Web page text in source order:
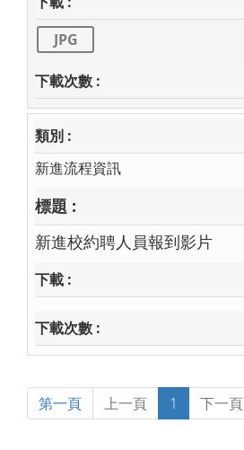
JPG
新進流程資訊
新進校約聘人員報到影片
第一頁 上一頁 1 下一頁